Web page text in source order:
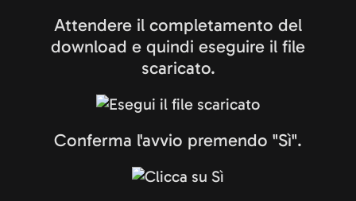
Attendere il completamento del
download e quindi eseguire il file
scaricato.
Conferma l'avvio premendo "Sì".